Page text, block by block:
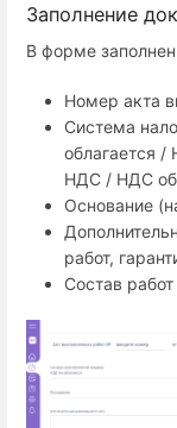
Заполнение
В форме
Номер акта
Система
облагается /
НДС / НДС
Основание
работ,
Состав работ